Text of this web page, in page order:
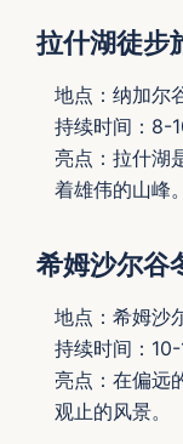
拉什湖徒步
地点：纳加尔
持续时间：8-
亮点：拉什湖
着雄伟的山峰。
希姆沙尔谷
地点：希姆沙
持续时间：
亮点：在偏远
观止的风景。